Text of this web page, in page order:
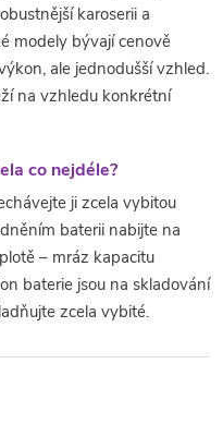
karoserii a
modely bývají cenově
ale jednodušší vzhled.
na vzhledu konkrétní
co nejdéle?
ji zcela vybitou
baterii nabijte na
– mráz kapacitu
baterie jsou na skladování
zcela vybité.